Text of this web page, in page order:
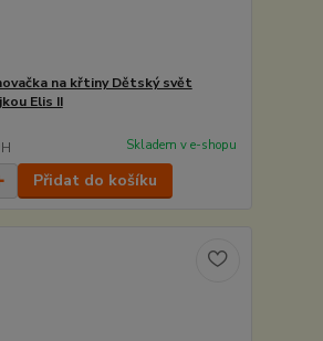
na křtiny Dětský svět
Elis II
Skladem v e-shopu
Přidat do košíku